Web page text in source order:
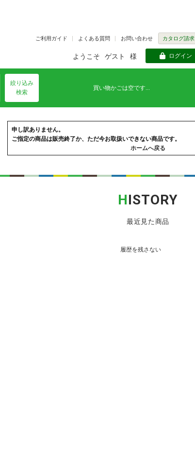
ご利用ガイド よくある質問 お問い合わせ カタログ請求
ようこそ ゲスト 様 ログイン
絞り込み
検索
買い物かごは空です...
申し訳ありません。
ご指定の商品は販売終了か、ただ今お取扱いできない商品です。
ホームへ戻る
HISTORY
最近見た商品
履歴を残さない